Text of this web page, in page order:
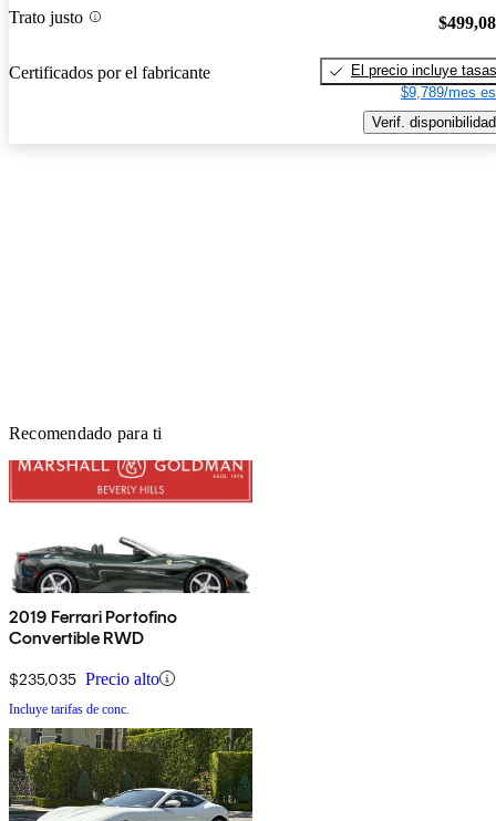
Trato justo
Certificados por el fabricante
El precio incluye tasas
$9,789/mes
Verif. disponibilidad
Recomendado para ti
2019 Ferrari Portofino
Convertible RWD
$235,035 Precio alto
Incluye tarifas de conc.